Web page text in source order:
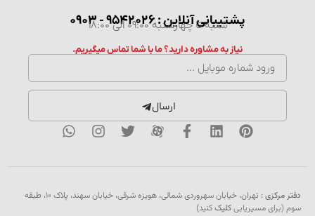
پشتیبانی آنلاین : 9542026 - 0903
شنبه تا چهارشنبه 09:00 الی 18:00
نیاز به مشاوره دارید؟ ما با شما تماس میگیریم.
ارسال
دفتر مرکزی :
تهران، خیابان سهروردی شمالی، هویزه شرقی، خیابان سهند، پلاک ۱۰، طبقه
سوم (برای مسیریابیکلیککنید)